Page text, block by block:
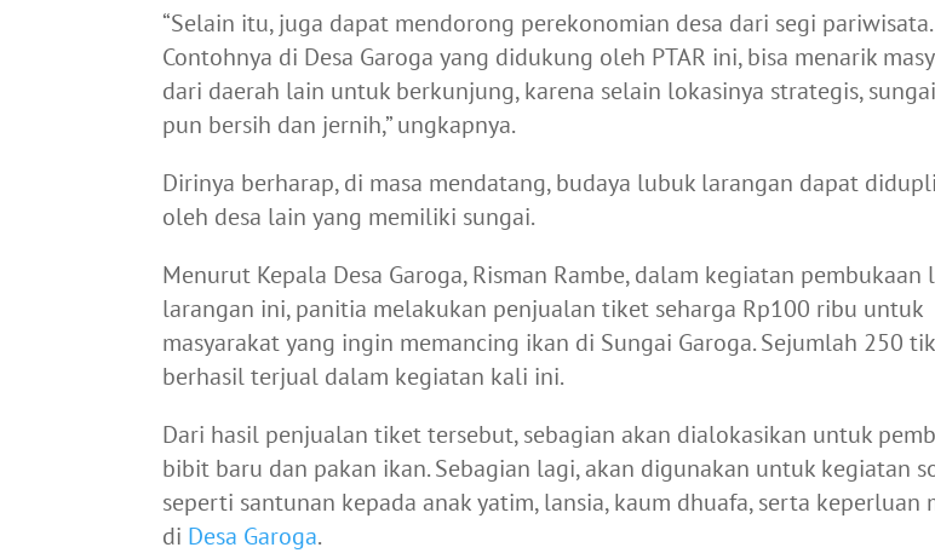
“Selain itu, juga dapat mendorong perekonomian desa dari segi pariwisata.
Contohnya di Desa Garoga yang didukung oleh PTAR ini, bisa menarik
dari daerah lain untuk berkunjung, karena selain lokasinya strategis,
pun bersih dan jernih,” ungkapnya.
Dirinya berharap, di masa mendatang, budaya lubuk larangan dapat
oleh desa lain yang memiliki sungai.
Menurut Kepala Desa Garoga, Risman Rambe, dalam kegiatan pembukaan
larangan ini, panitia melakukan penjualan tiket seharga Rp100 ribu untuk
masyarakat yang ingin memancing ikan di Sungai Garoga. Sejumlah 250
berhasil terjual dalam kegiatan kali ini.
Dari hasil penjualan tiket tersebut, sebagian akan dialokasikan untuk
bibit baru dan pakan ikan. Sebagian lagi, akan digunakan untuk kegiatan
seperti santunan kepada anak yatim, lansia, kaum dhuafa, serta keperluan
di Desa Garoga.